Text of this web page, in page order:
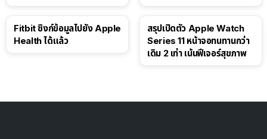
Fitbit ซิงก์ข้อมูลไปยัง Apple
Health ได้แล้ว
สรุปเปิดตัว Apple Watch
Series 11 หน้าจอทนทานกว่า
เดิม 2 เท่า เน้นฟีเจอร์สุขภาพ